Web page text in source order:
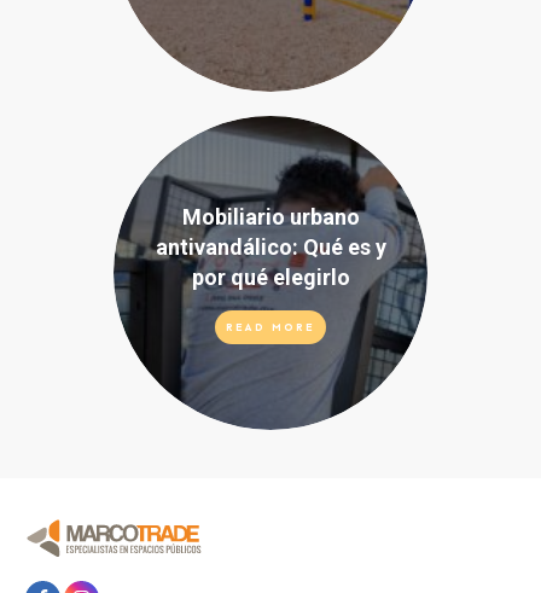
Mobiliario urbano
antivandálico: Qué es y
por qué elegirlo
READ MORE